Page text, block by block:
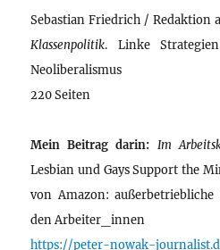
Sebastian Friedrich / Redaktion
Klassenpolitik. Linke
Neoliberalismus
220 Seiten
Mein Beitrag darin: Im
Lesbian und Gays Support the
von Amazon:
den Arbeiter_innen
https://peter-nowak-